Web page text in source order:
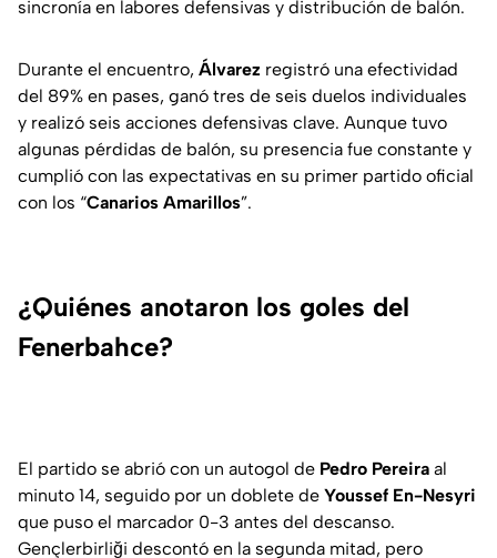
sincronía en labores defensivas y distribución de balón.
Durante el encuentro, Álvarez registró una efectividad
del 89% en pases, ganó tres de seis duelos individuales
y realizó seis acciones defensivas clave. Aunque tuvo
algunas pérdidas de balón, su presencia fue constante y
cumplió con las expectativas en su primer partido oficial
con los “Canarios Amarillos”.
¿Quiénes anotaron los goles del
Fenerbahce?
El partido se abrió con un autogol de Pedro Pereira al
minuto 14, seguido por un doblete de Youssef En-Nesyri
que puso el marcador 0-3 antes del descanso.
Gençlerbirliği descontó en la segunda mitad, pero